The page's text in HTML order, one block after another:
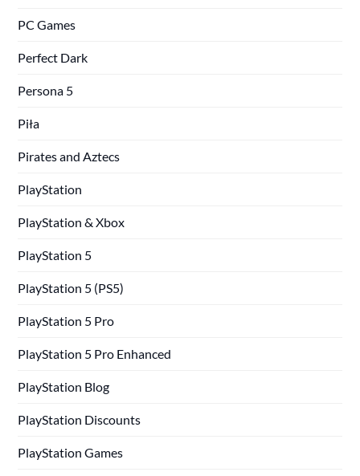
PC Games
Perfect Dark
Persona 5
Piła
Pirates and Aztecs
PlayStation
PlayStation & Xbox
PlayStation 5
PlayStation 5 (PS5)
PlayStation 5 Pro
PlayStation 5 Pro Enhanced
PlayStation Blog
PlayStation Discounts
PlayStation Games